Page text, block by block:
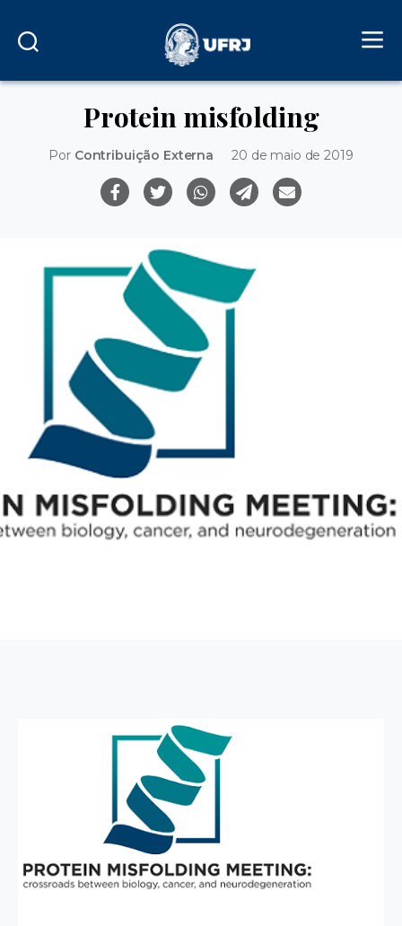
Protein misfolding
Por Contribuição Externa 20 de maio de 2019